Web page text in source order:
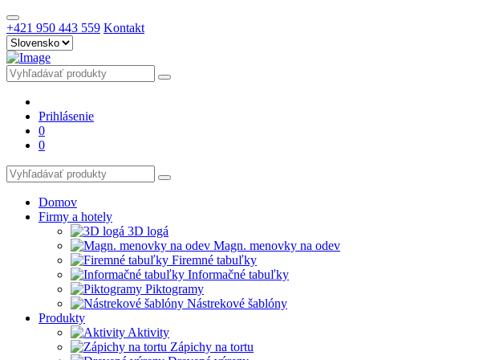
+421 950 443 559 Kontakt
Prihlásenie
0
0
Domov
Firmy a hotely
3D logá
Magn. menovky na odev
Firemné tabuľky
Informačné tabuľky
Piktogramy
Nástrekové šablóny
Produkty
Aktivity
Zápichy na tortu